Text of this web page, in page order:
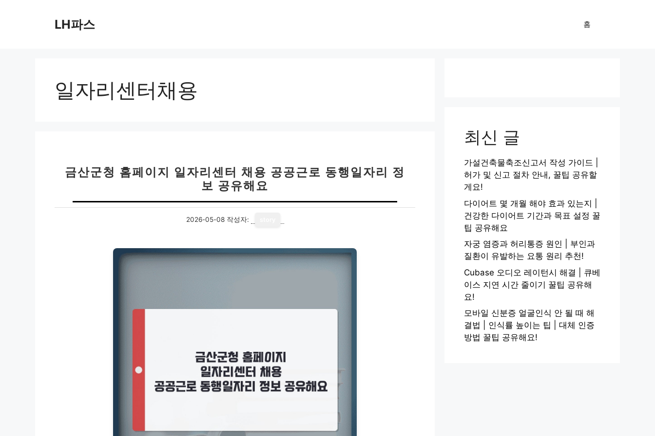
LH파스 홈
일자리센터채용
금산군청 홈페이지 일자리센터 채용 공공근로 동행일자리 정
보 공유해요
2026-05-08 작성자:
최신 글
가설건축물축조신고서 작성 가이드 |
허가 및 신고 절차 안내, 꿀팁 공유할
게요!
다이어트 몇 개월 해야 효과 있는지 |
건강한 다이어트 기간과 목표 설정 꿀
팁 공유해요
자궁 염증과 허리통증 원인 | 부인과
질환이 유발하는 요통 원리 추천!
Cubase 오디오 레이턴시 해결 | 큐베
이스 지연 시간 줄이기 꿀팁 공유해
요!
모바일 신분증 얼굴인식 안 될 때 해
결법 | 인식률 높이는 팁 | 대체 인증
방법 꿀팁 공유해요!